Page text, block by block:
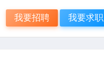
我要招聘 我要求职